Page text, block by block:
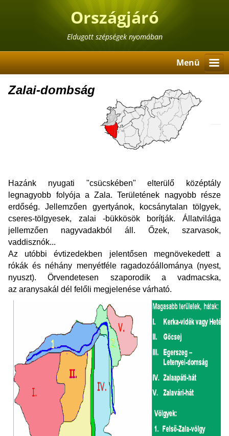
Országjáró
Eldugott szépségek nyomában
Menü
Zalai-dombság
Hazánk nyugati "csücskében" elterülő középtály
legnagyobb folyója a Zala. Területének nagyobb része
erdőség. Jellemzően gyertyánok, kocsánytalan tölgyek,
cseres-tölgyesek, zalai -bükkösök borítják. Állatvilága
jellemzően nagyvadakból áll. Őzek, szarvasok,
vaddisznók...
Az utóbbi évtizedekben jelentősen megnövekedett a
rókák és néhány menyétféle ragadozóállománya (nyest,
nyuszt). Örvendetesen szaporodik a vadmacska,
az aranysakál dél felőli megjelenése várható.